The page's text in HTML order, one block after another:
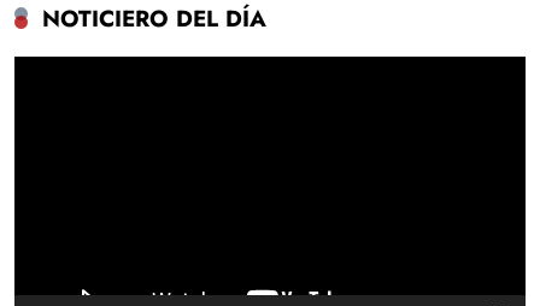
NOTICIERO DEL DÍA